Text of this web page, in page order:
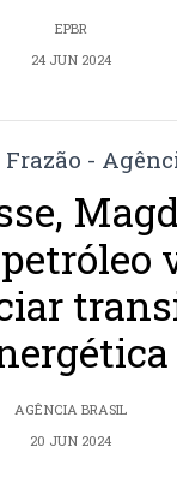
EPBR
24 JUN 2024
AGÊNCIA BRASIL
20 JUN 2024